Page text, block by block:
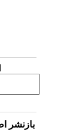
ارسال
بازنشر اطلاعات